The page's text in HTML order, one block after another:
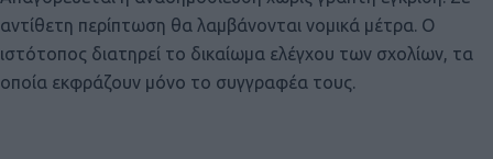
αντίθετη περίπτωση θα λαμβάνονται νομικά μέτρα. Ο
ιστότοπος διατηρεί το δικαίωμα ελέγχου των σχολίων, τα
οποία εκφράζουν μόνο το συγγραφέα τους.